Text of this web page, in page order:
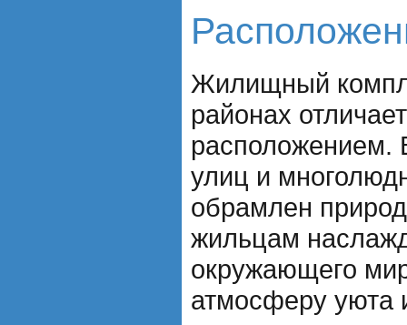
Жилищный
районах
улиц и
обрамлен
жильцам
окружающего
атмосферу уюта